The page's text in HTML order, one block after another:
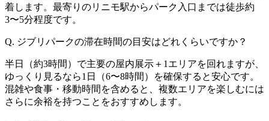
着します。最寄りのリニモ駅からパーク入口までは徒歩約
3〜5分程度です。
Q. ジブリパークの滞在時間の目安はどれくらいですか？
半日（約3時間）で主要の屋内展示＋1エリアを回れますが、
ゆっくり見るなら1日（6〜8時間）を確保すると安心です。
混雑や食事・移動時間を含めると、複数エリアを楽しむには
さらに余裕を持つことをおすすめします。